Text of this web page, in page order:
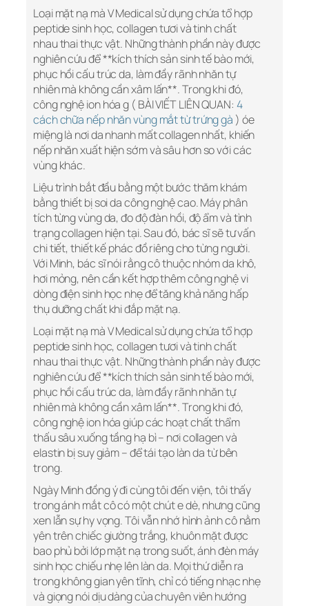
Loại mặt nạ mà V Medical sử dụng chứa tổ hợp
peptide sinh học, collagen tươi và tinh chất
nhau thai thực vật. Những thành phần này được
nghiên cứu để **kích thích sản sinh tế bào mới,
phục hồi cấu trúc da, làm đầy rãnh nhăn tự
nhiên mà không cần xâm lấn**. Trong khi đó,
công nghệ ion hóa g ( BÀI VIẾT LIÊN QUAN: 4
cách chữa nếp nhăn vùng mắt từ trứng gà ) óe
miệng là nơi da nhanh mất collagen nhất, khiến
nếp nhăn xuất hiện sớm và sâu hơn so với các
vùng khác.
Liệu trình bắt đầu bằng một bước thăm khám
bằng thiết bị soi da công nghệ cao. Máy phân
tích từng vùng da, đo độ đàn hồi, độ ẩm và tình
trạng collagen hiện tại. Sau đó, bác sĩ sẽ tư vấn
chi tiết, thiết kế phác đồ riêng cho từng người.
Với Minh, bác sĩ nói rằng cô thuộc nhóm da khô,
hơi mỏng, nên cần kết hợp thêm công nghệ vi
dòng điện sinh học nhẹ để tăng khả năng hấp
thụ dưỡng chất khi đắp mặt nạ.
Loại mặt nạ mà V Medical sử dụng chứa tổ hợp
peptide sinh học, collagen tươi và tinh chất
nhau thai thực vật. Những thành phần này được
nghiên cứu để **kích thích sản sinh tế bào mới,
phục hồi cấu trúc da, làm đầy rãnh nhăn tự
nhiên mà không cần xâm lấn**. Trong khi đó,
công nghệ ion hóa giúp các hoạt chất thẩm
thấu sâu xuống tầng hạ bì – nơi collagen và
elastin bị suy giảm – để tái tạo làn da từ bên
trong.
Ngày Minh đồng ý đi cùng tôi đến viện, tôi thấy
trong ánh mắt cô có một chút e dè, nhưng cũng
xen lẫn sự hy vọng. Tôi vẫn nhớ hình ảnh cô nằm
yên trên chiếc giường trắng, khuôn mặt được
bao phủ bởi lớp mặt nạ trong suốt, ánh đèn máy
sinh học chiếu nhẹ lên làn da. Mọi thứ diễn ra
trong không gian yên tĩnh, chỉ có tiếng nhạc nhẹ
và giọng nói dịu dàng của chuyên viên hướng